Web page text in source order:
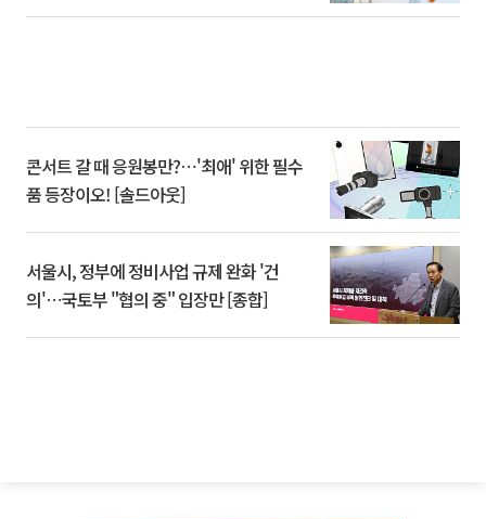
콘서트 갈 때 응원봉만?⋯'최애' 위한 필수
품 등장이오! [솔드아웃]
서울시, 정부에 정비사업 규제 완화 '건
의'⋯국토부 "협의 중" 입장만 [종합]